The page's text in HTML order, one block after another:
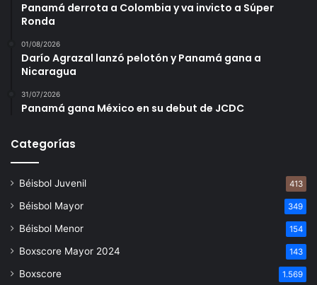
Panamá derrota a Colombia y va invicto a Súper
Ronda
01/08/2026
Darío Agrazal lanzó pelotón y Panamá gana a
Nicaragua
31/07/2026
Panamá gana México en su debut de JCDC
Categorías
Béisbol Juvenil 413
Béisbol Mayor 349
Béisbol Menor 154
Boxscore Mayor 2024 143
Boxscore 1.569